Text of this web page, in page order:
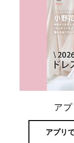
ア
アプリ